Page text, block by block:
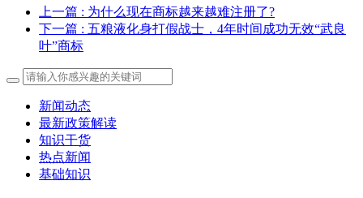
上一篇 : 为什么现在商标越来越难注册了?
下一篇 : 五粮液化身打假战士，4年时间成功无效“武良
叶”商标
新闻动态
最新政策解读
知识干货
热点新闻
基础知识